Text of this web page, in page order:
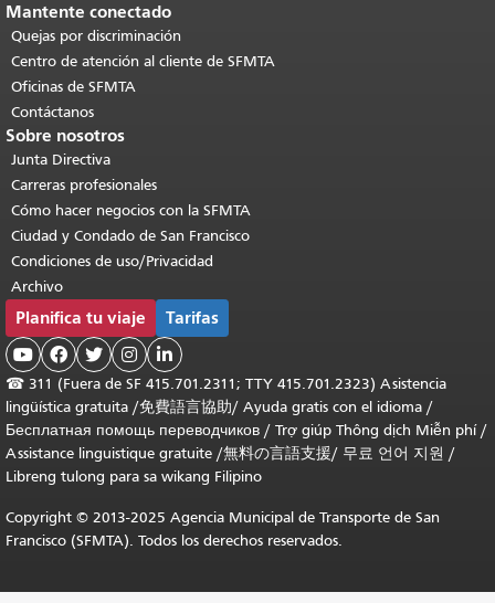
Mantente conectado
Quejas por discriminación
Centro de atención al cliente de SFMTA
Oficinas de SFMTA
Contáctanos
Sobre nosotros
Junta Directiva
Carreras profesionales
Cómo hacer negocios con la SFMTA
Ciudad y Condado de San Francisco
Condiciones de uso/Privacidad
Archivo
Planifica tu viaje Tarifas
    
☎ 311 (Fuera de SF 415.701.2311; TTY 415.701.2323) Asistencia
lingüística gratuita /免費語言協助/ Ayuda gratis con el idioma /
Бесплатная помощь переводчиков / Trợ giúp Thông dịch Miễn phí/
Assistance linguistique gratuite /無料の言語支援/ 무료 언어 지원 /
Libreng tulong para sa wikang Filipino
Copyright © 2013-2025 Agencia Municipal de Transporte de San
Francisco (SFMTA). Todos los derechos reservados.